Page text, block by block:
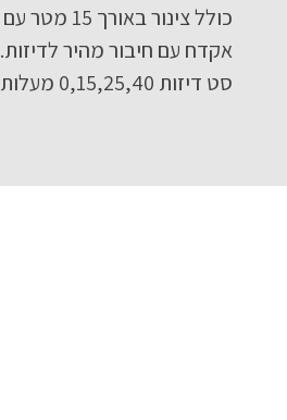
כולל צינור באורך 15 מטר עם חיבורים מהירים.
אקדח עם חיבור מהיר לדיזות.
סט דיזות 0,15,25,40 מעלות.